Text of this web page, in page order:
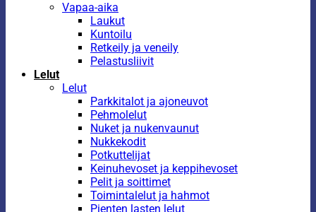
Vapaa-aika
Laukut
Kuntoilu
Retkeily ja veneily
Pelastusliivit
Lelut
Lelut
Parkkitalot ja ajoneuvot
Pehmolelut
Nuket ja nukenvaunut
Nukkekodit
Potkuttelijat
Keinuhevoset ja keppihevoset
Pelit ja soittimet
Toimintalelut ja hahmot
Pienten lasten lelut